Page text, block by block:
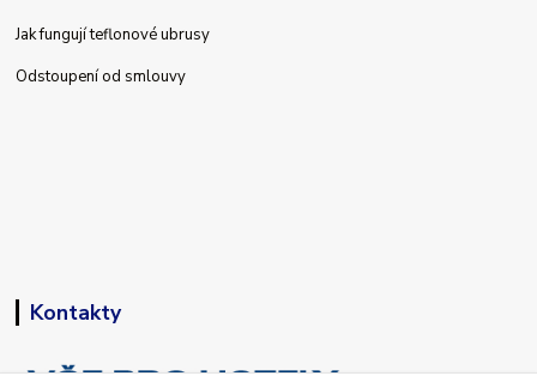
Jak fungují teflonové ubrusy
Odstoupení od smlouvy
Kontakty